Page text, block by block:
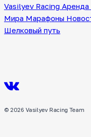
страницам
Vasilyev Racing Аренда
Мира Марафоны
Шелковый путь
© 2026 Vasilyev Racing Team